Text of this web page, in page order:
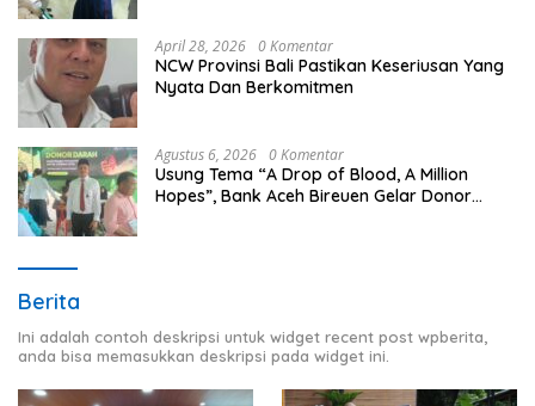
April 28, 2026 0 Komentar
NCW Provinsi Bali Pastikan Keseriusan Yang
Nyata Dan Berkomitmen
Agustus 6, 2026 0 Komentar
Usung Tema “A Drop of Blood, A Million
Hopes”, Bank Aceh Bireuen Gelar Donor
Berita
Ini adalah contoh deskripsi untuk widget recent post wpberita,
anda bisa memasukkan deskripsi pada widget ini.